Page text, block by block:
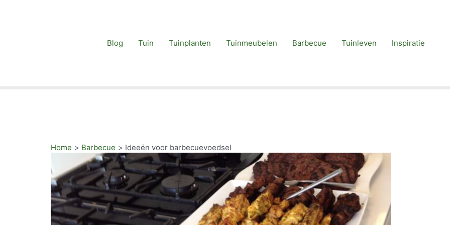
Blog
Tuin Tuinplanten Tuinmeubelen Barbecue Tuinleven Inspiratie
Home Barbecue Ideeën voor barbecuevoedsel